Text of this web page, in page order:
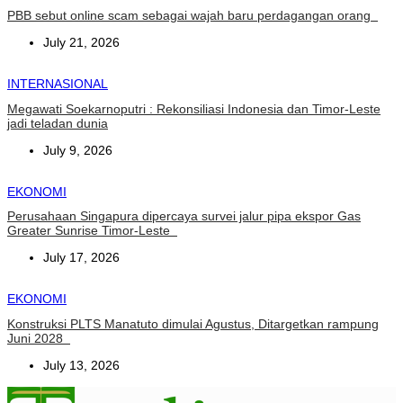
PBB sebut online scam sebagai wajah baru perdagangan orang
July 21, 2026
INTERNASIONAL
Megawati Soekarnoputri : Rekonsiliasi Indonesia dan Timor-Leste
jadi teladan dunia
July 9, 2026
EKONOMI
Perusahaan Singapura dipercaya survei jalur pipa ekspor Gas
Greater Sunrise Timor-Leste
July 17, 2026
EKONOMI
Konstruksi PLTS Manatuto dimulai Agustus, Ditargetkan rampung
Juni 2028
July 13, 2026